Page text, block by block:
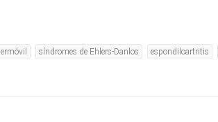
síndromes de Ehlers-Danlos espondiloartritis